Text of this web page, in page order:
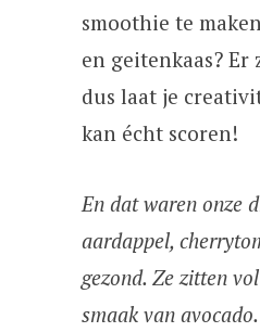
smoothie te
en geitenkaas?
dus laat je
kan écht scoren!
En dat waren onze
aardappel,
gezond. Ze zitten
smaak van